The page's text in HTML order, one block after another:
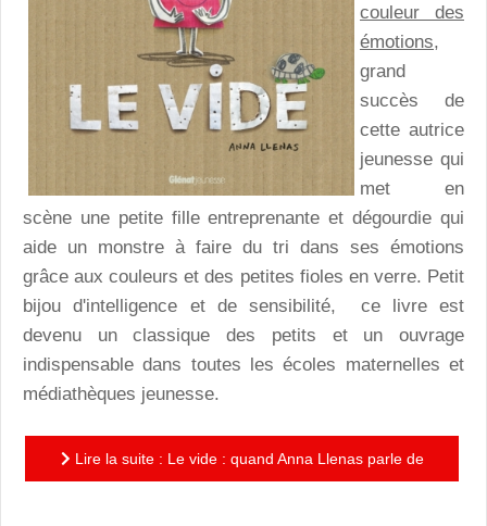
couleur des
émotions,
grand
succès de
cette autrice
jeunesse qui
met en
scène une petite fille entreprenante et dégourdie qui
aide un monstre à faire du tri dans ses émotions
grâce aux couleurs et des petites fioles en verre. Petit
bijou d'intelligence et de sensibilité, ce livre est
devenu un classique des petits et un ouvrage
indispensable dans toutes les écoles maternelles et
médiathèques jeunesse.
Lire la suite : Le vide : quand Anna Llenas parle de